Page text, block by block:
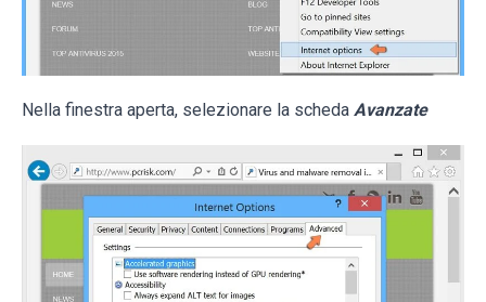
Nella finestra aperta, selezionare la scheda Avanzate